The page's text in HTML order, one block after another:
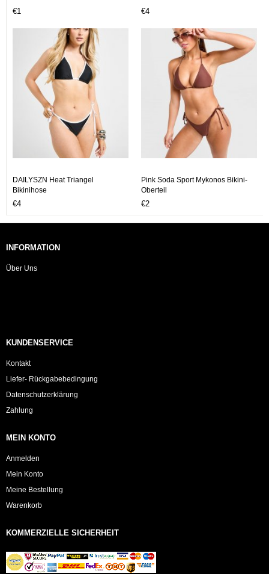
€1 €4
DAILYSZN Heat Triangel
Bikinihose
€4
Pink Soda Sport Mykonos Bikini-
Oberteil
€2
INFORMATION
Über Uns
KUNDENSERVICE
Kontakt
Liefer- Rückgabebedingung
Datenschutzerklärung
Zahlung
MEIN KONTO
Anmelden
Mein Konto
Meine Bestellung
Warenkorb
KOMMERZIELLE SICHERHEIT